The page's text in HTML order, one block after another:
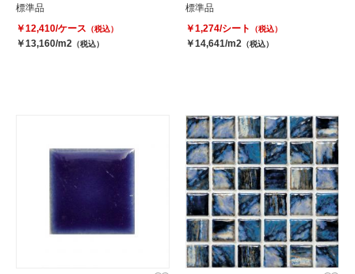
標準品
￥12,410/ケース （税込）
￥13,160/m2 （税込）
標準品
￥1,274/シート
（税込）
￥14,641/m2 （税込）